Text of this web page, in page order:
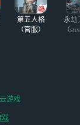
，看
第五人格
（官服）
永劫
（
游戏
戏